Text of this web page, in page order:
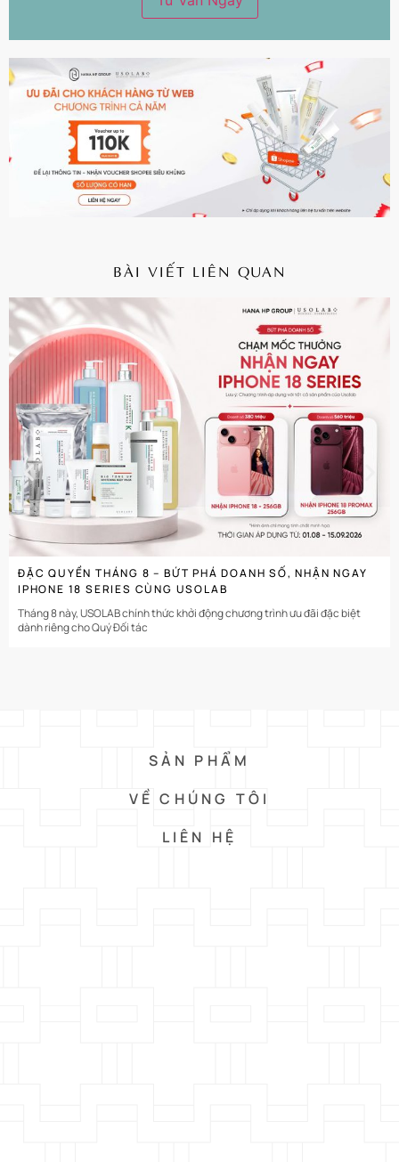
BÀI VIẾT LIÊN QUAN
CHI TIẾT
ĐẶC QUYỀN THÁNG 8 – BỨT PHÁ DOANH SỐ, NHẬN NGAY
IPHONE 18 SERIES CÙNG USOLAB
Tháng 8 này, USOLAB chính thức khởi động chương trình ưu đãi đặc biệt
dành riêng cho Quý Đối tác
SẢN PHẨM
VỀ CHÚNG TÔI
LIÊN HỆ